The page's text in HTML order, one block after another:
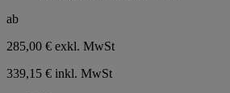
ab
285,00 € exkl. MwSt
339,15 € inkl. MwSt